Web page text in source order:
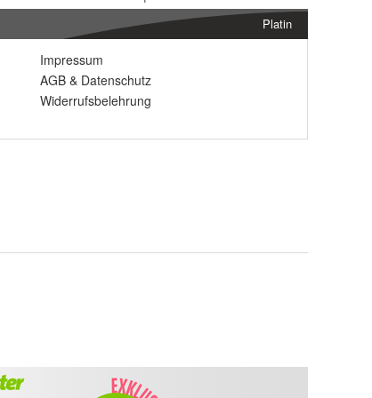
Platin
Impressum
AGB & Datenschutz
Widerrufsbelehrung